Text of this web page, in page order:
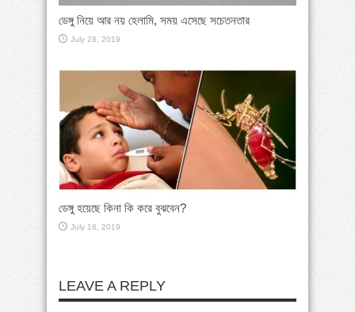
ডেঙ্গু নিয়ে আর নয় হেলামি, সময় এসেছে সচেতনতার
July 28, 2019
ডেঙ্গু হয়েছে কিনা কি করে বুঝবেন?
July 18, 2019
LEAVE A REPLY